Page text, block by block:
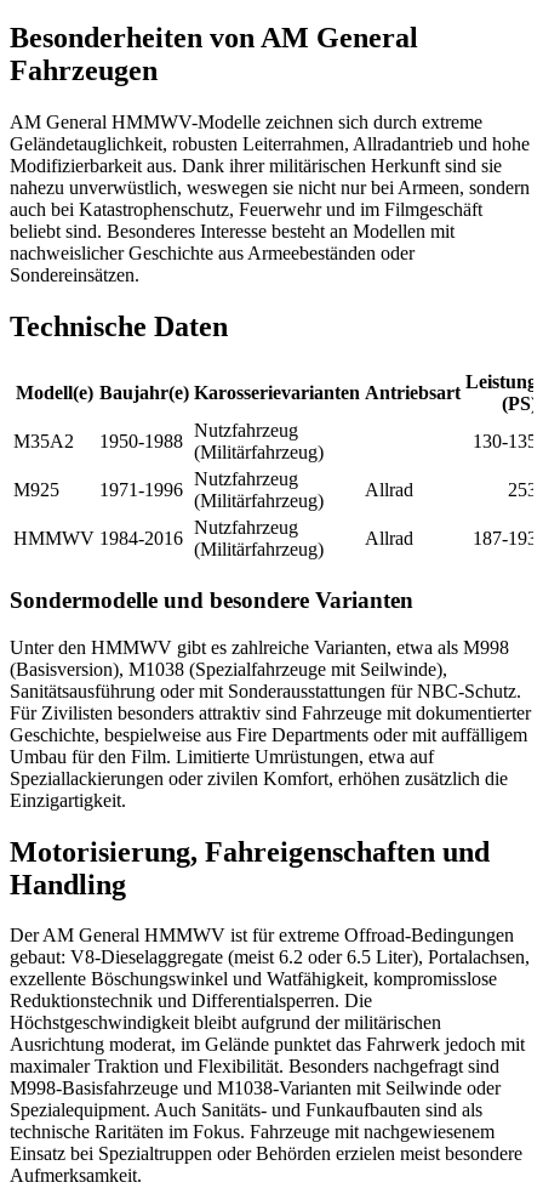
Besonderheiten von AM General
Fahrzeugen
AM General HMMWV-Modelle zeichnen sich durch extreme
Geländetauglichkeit, robusten Leiterrahmen, Allradantrieb und hohe
Modifizierbarkeit aus. Dank ihrer militärischen Herkunft sind sie
nahezu unverwüstlich, weswegen sie nicht nur bei Armeen, sondern
auch bei Katastrophenschutz, Feuerwehr und im Filmgeschäft
beliebt sind. Besonderes Interesse besteht an Modellen mit
nachweislicher Geschichte aus Armeebeständen oder
Sondereinsätzen.
Technische Daten
Modell(e) Baujahr(e) Karosserievarianten Antriebsart
Leistung
(PS)
M35A2 1950-1988
Nutzfahrzeug
(Militärfahrzeug)
130-135
M925 1971-1996
Nutzfahrzeug
(Militärfahrzeug)
Allrad 253
HMMWV 1984-2016
Nutzfahrzeug
(Militärfahrzeug)
Allrad 187-193
Sondermodelle und besondere Varianten
Unter den HMMWV gibt es zahlreiche Varianten, etwa als M998
(Basisversion), M1038 (Spezialfahrzeuge mit Seilwinde),
Sanitätsausführung oder mit Sonderausstattungen für NBC-Schutz.
Für Zivilisten besonders attraktiv sind Fahrzeuge mit dokumentierter
Geschichte, bespielweise aus Fire Departments oder mit auffälligem
Umbau für den Film. Limitierte Umrüstungen, etwa auf
Speziallackierungen oder zivilen Komfort, erhöhen zusätzlich die
Einzigartigkeit.
Motorisierung, Fahreigenschaften und
Handling
Der AM General HMMWV ist für extreme Offroad-Bedingungen
gebaut: V8-Dieselaggregate (meist 6.2 oder 6.5 Liter), Portalachsen,
exzellente Böschungswinkel und Watfähigkeit, kompromisslose
Reduktionstechnik und Differentialsperren. Die
Höchstgeschwindigkeit bleibt aufgrund der militärischen
Ausrichtung moderat, im Gelände punktet das Fahrwerk jedoch mit
maximaler Traktion und Flexibilität. Besonders nachgefragt sind
M998-Basisfahrzeuge und M1038-Varianten mit Seilwinde oder
Spezialequipment. Auch Sanitäts- und Funkaufbauten sind als
technische Raritäten im Fokus. Fahrzeuge mit nachgewiesenem
Einsatz bei Spezialtruppen oder Behörden erzielen meist besondere
Aufmerksamkeit.